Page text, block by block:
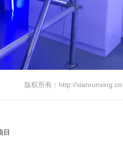
版权所有：http://
目